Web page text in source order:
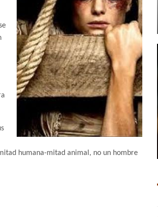
humana-mitad animal, no un hombre